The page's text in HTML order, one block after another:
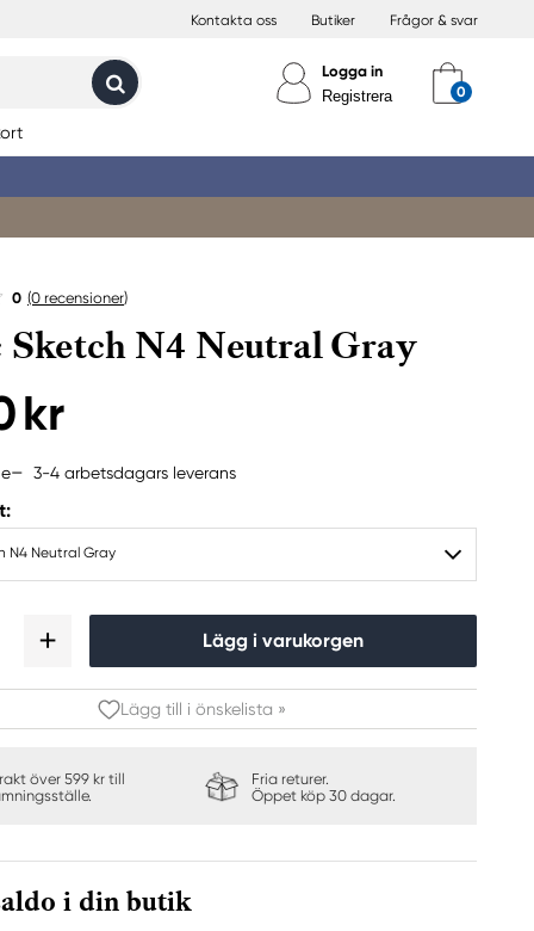
Kontakta oss Butiker Frågor & svar
Logga in
Registrera
0 (0 recensioner)
Sketch N4 Neutral Gray
kr
3-4 arbetsdagars leverans
N4 Neutral Gray
Lägg i varukorgen
Lägg till i önskelista »
över 599 kr till
Fria returer.
Öppet köp 30 dagar.
i din butik